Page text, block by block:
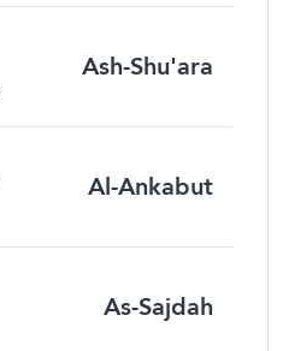
Ash-Shu'ara
Al-Ankabut
As-Sajdah